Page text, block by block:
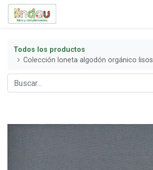
Todos los productos
Colección loneta algodón orgánico lisos